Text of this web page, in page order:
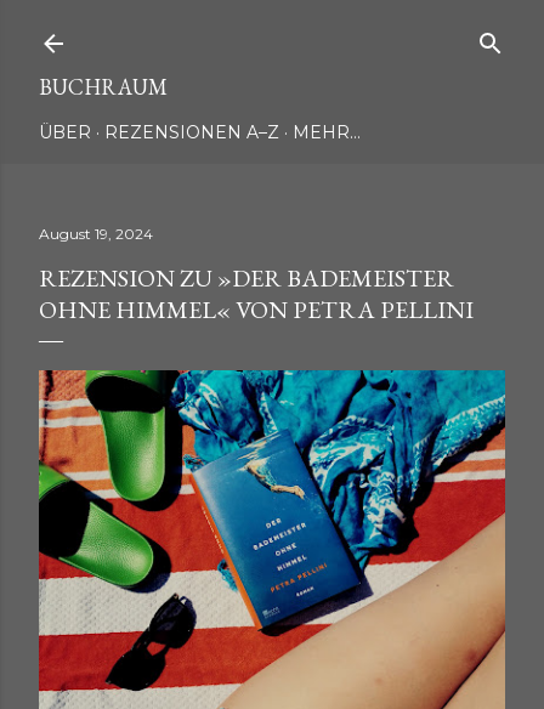
BUCHRAUM
ÜBER REZENSIONEN A–Z MEHR…
August 19, 2024
REZENSION ZU »DER BADEMEISTER
OHNE HIMMEL« VON PETRA PELLINI